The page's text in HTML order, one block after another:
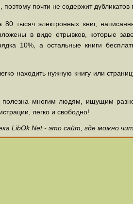
почти не содержит дубликатов
тысяч электронных книг,
в виде отрывков, которые
10%, а остальные книги
находить нужную книгу или
полезна многим людям, ищущим
легко и свободно!
LibOk.Net - это сайт, где можно